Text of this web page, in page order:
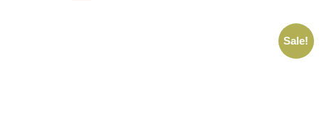
Sale!